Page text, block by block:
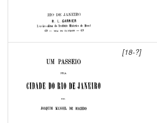
[18-?]